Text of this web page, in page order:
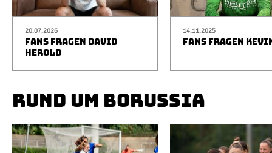
20.07.2026
FANS FRAGEN DAVID
HEROLD
14.11.2025
FANS FRAGEN
RUND UM BORUSSIA